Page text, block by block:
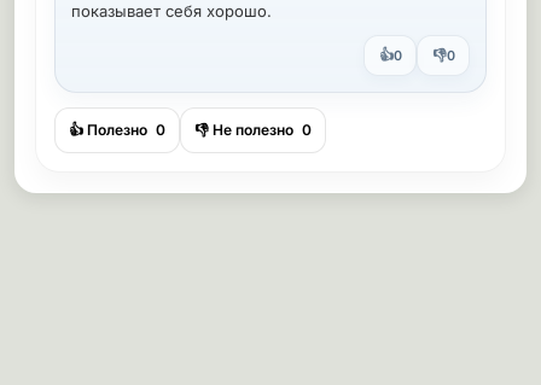
показывает себя хорошо.
👍0 👎0
👍 Полезно 0 👎 Не полезно 0